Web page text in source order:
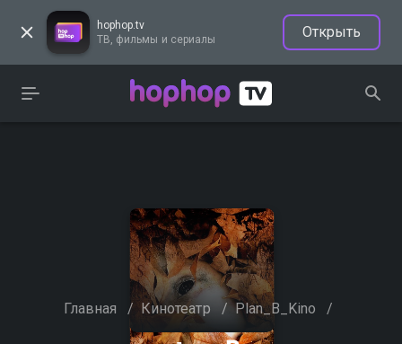
hophop.tv
ТВ, фильмы и сериалы
Открыть
Главная / Кинотеатр / Plan_B_Kino /